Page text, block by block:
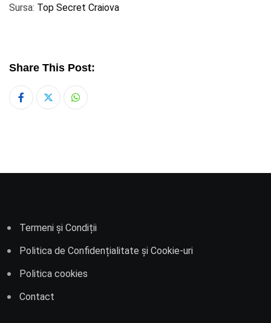
Sursa: Top Secret Craiova
Share This Post:
Whatsapp
Termeni și Condiții
Politica de Confidențialitate și Cookie-uri
Politica cookies
Contact